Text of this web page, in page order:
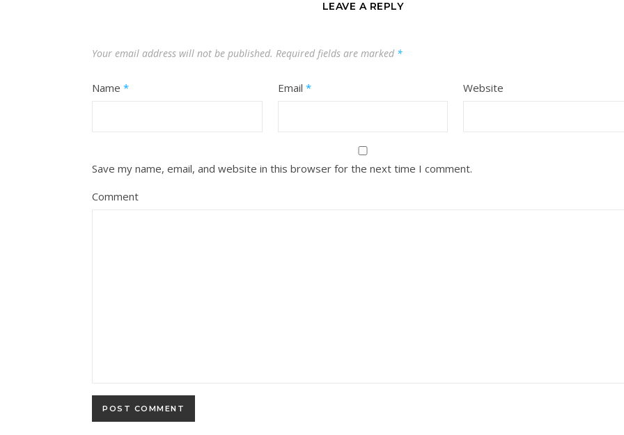
LEAVE A REPLY
Your email address will not be published. Required fields are marked *
Name * Email * Website
Save my name, email, and website in this browser for the next time I comment.
Comment